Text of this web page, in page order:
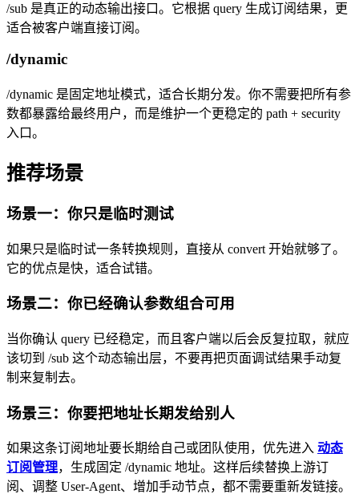
/sub 是真正的动态输出接口。它根据 query 生成订阅结果，更
适合被客户端直接订阅。
/dynamic
/dynamic 是固定地址模式，适合长期分发。你不需要把所有参
数都暴露给最终用户，而是维护一个更稳定的 path + security
入口。
推荐场景
场景一：你只是临时测试
如果只是临时试一条转换规则，直接从 convert 开始就够了。
它的优点是快，适合试错。
场景二：你已经确认参数组合可用
当你确认 query 已经稳定，而且客户端以后会反复拉取，就应
该切到 /sub 这个动态输出层，不要再把页面调试结果手动复
制来复制去。
场景三：你要把地址长期发给别人
如果这条订阅地址要长期给自己或团队使用，优先进入 动态
订阅管理，生成固定 /dynamic 地址。这样后续替换上游订
阅、调整 User-Agent、增加手动节点，都不需要重新发链接。